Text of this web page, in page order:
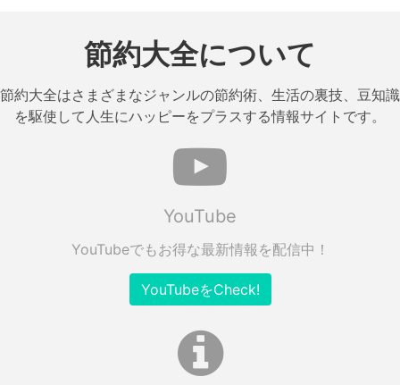
節約大全について
節約大全はさまざまなジャンルの節約術、生活の裏技、豆知識
を駆使して人生にハッピーをプラスする情報サイトです。
YouTube
YouTubeでもお得な最新情報を配信中！
YouTubeをCheck!